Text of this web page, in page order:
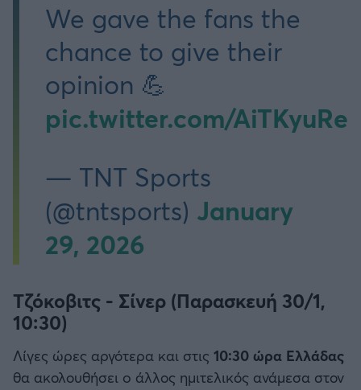
We gave the fans the
chance to give their
opinion 💪
pic.twitter.com/
— TNT Sports
(@tntsports) January
29, 2026
Τζόκοβιτς - Σίνερ (Παρασκευή 30/1,
10:30)
Λίγες ώρες αργότερα και στις 10:30 ώρα Ελλάδας
θα ακολουθήσει o άλλος ημιτελικός ανάμεσα στον